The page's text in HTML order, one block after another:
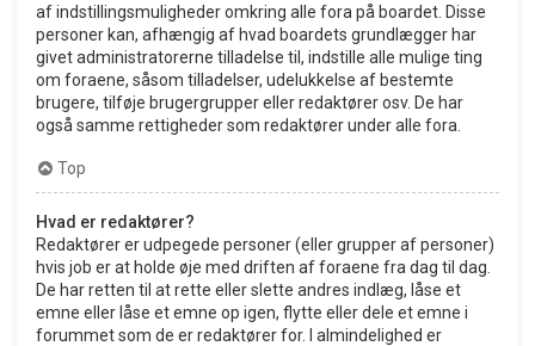
af indstillingsmuligheder omkring alle fora på boardet. Disse
personer kan, afhængig af hvad boardets grundlægger har
givet administratorerne tilladelse til, indstille alle mulige ting
om foraene, såsom tilladelser, udelukkelse af bestemte
brugere, tilføje brugergrupper eller redaktører osv. De har
også samme rettigheder som redaktører under alle fora.
Top
Hvad er redaktører?
Redaktører er udpegede personer (eller grupper af personer)
hvis job er at holde øje med driften af foraene fra dag til dag.
De har retten til at rette eller slette andres indlæg, låse et
emne eller låse et emne op igen, flytte eller dele et emne i
forummet som de er redaktører for. I almindelighed er